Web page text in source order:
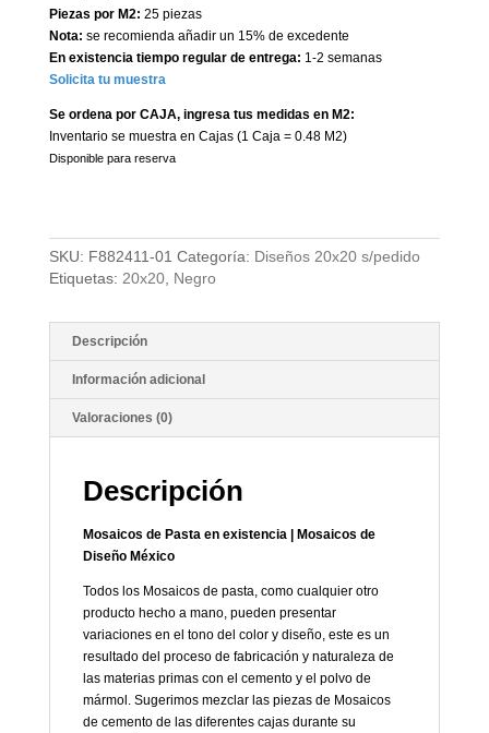
Piezas por M2: 25 piezas
Nota: se recomienda añadir un 15% de excedente
En existencia tiempo regular de entrega: 1-2 semanas
Solicita tu muestra
Se ordena por CAJA, ingresa tus medidas en M2:
Inventario se muestra en Cajas (1 Caja = 0.48 M2)
Disponible para reserva
SKU: F882411-01 Categoría: Diseños 20x20 s/pedido
Etiquetas: 20x20, Negro
Descripción
Información adicional
Valoraciones (0)
Descripción
Mosaicos de Pasta en existencia | Mosaicos de
Diseño México
Todos los Mosaicos de pasta, como cualquier otro
producto hecho a mano, pueden presentar
variaciones en el tono del color y diseño, este es un
resultado del proceso de fabricación y naturaleza de
las materias primas con el cemento y el polvo de
mármol. Sugerimos mezclar las piezas de Mosaicos
de cemento de las diferentes cajas durante su